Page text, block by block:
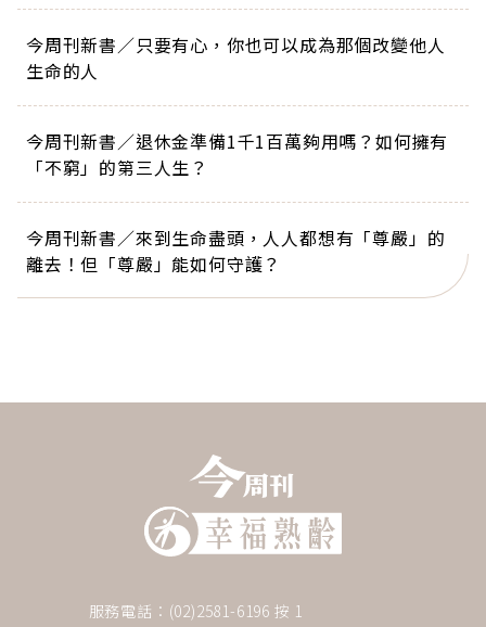
今周刊新書／只要有心，你也可以成為那個改變他人
生命的人
今周刊新書／退休金準備1千1百萬夠用嗎？如何擁有
「不窮」的第三人生？
今周刊新書／來到生命盡頭，人人都想有「尊嚴」的
離去！但「尊嚴」能如何守護？
服務電話：(02)2581-6196 按 1